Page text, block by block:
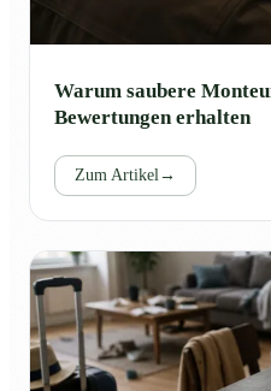
Warum saubere
Bewertungen erhalten
Zum Artikel →